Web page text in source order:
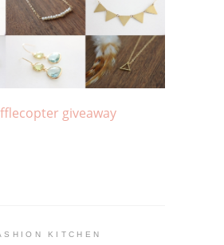
giveaway
KITCHEN